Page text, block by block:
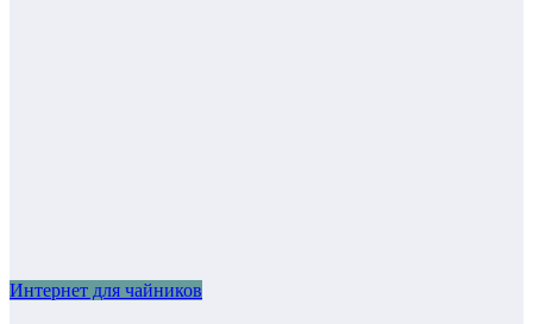
Интернет для чайников